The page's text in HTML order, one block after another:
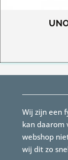
Wij zijn een
kan daarom
webshop
wij dit zo